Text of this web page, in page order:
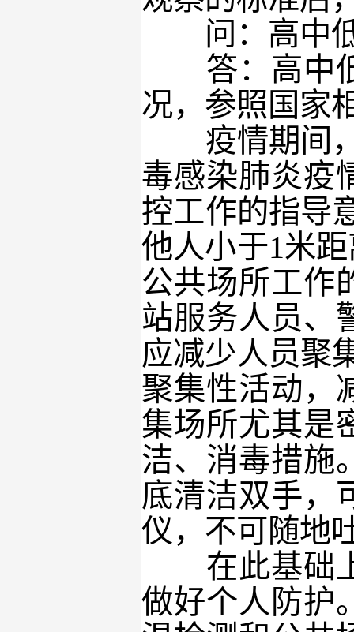
问：高中低
答：高中低
况，参照国家
疫情期间，
毒感染肺炎疫
控工作的指导
他人小于1米
公共场所工作
站服务人员、
应减少人员聚
聚集性活动，
集场所尤其是
洁、消毒措施
底清洁双手，
仪，不可随地
在此基础上
做好个人防护